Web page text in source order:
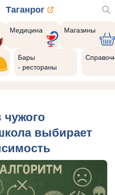
Таганрог
Медицина Магазины
Бары
- рестораны
чужого
выбирает